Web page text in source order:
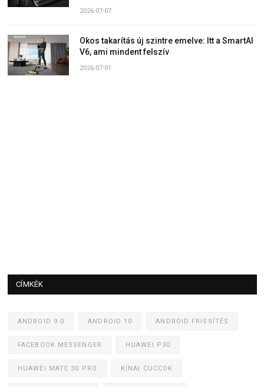
2026-07-07
Okos takarítás új szintre emelve: Itt a SmartAI
V6, ami mindent felszív
2026-07-01
CÍMKÉK
ANDROID 9.0 ANDROID 10 ANDROID FRISSÍTÉS
FACEBOOK MESSENGER HUAWEI P30
HUAWEI MATE 30 PRO KÍNAI CUCCOK